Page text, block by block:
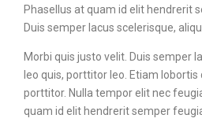
Phasellus at quam id elit hendrerit
Duis semper lacus scelerisque,
Morbi quis justo velit. Duis semper
leo quis, porttitor leo. Etiam lobortis
porttitor. Nulla tempor elit nec
quam id elit hendrerit semper